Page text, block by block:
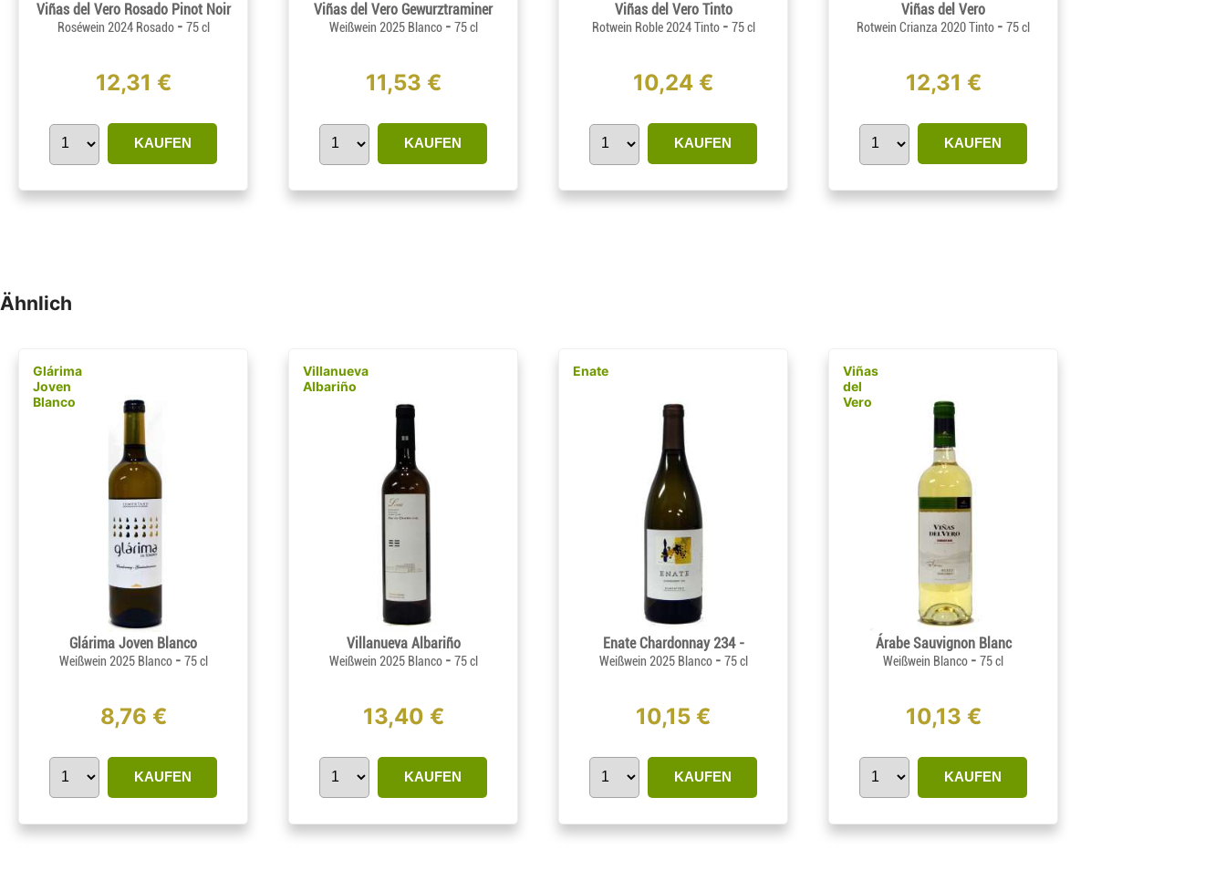
Viñas del Vero Rosado Pinot Noir
Roséwein 2024 Rosado - 75 cl
12,31 €
KAUFEN
Viñas del Vero Gewurztraminer
Weißwein 2025 Blanco - 75 cl
11,53 €
KAUFEN
Viñas del Vero Tinto
Rotwein Roble 2024 Tinto - 75 cl
10,24 €
KAUFEN
Viñas del Vero
Rotwein Crianza 2020 Tinto - 75 cl
12,31 €
KAUFEN
Ähnlich
Glárima
Joven
Blanco
Glárima Joven Blanco
Weißwein 2025 Blanco - 75 cl
8,76 €
KAUFEN
Villanueva
Albariño
Villanueva Albariño
Weißwein 2025 Blanco - 75 cl
13,40 €
KAUFEN
Enate
Enate Chardonnay 234 -
Weißwein 2025 Blanco - 75 cl
10,15 €
KAUFEN
Viñas
del
Vero
Árabe Sauvignon Blanc
Weißwein Blanco - 75 cl
10,13 €
KAUFEN